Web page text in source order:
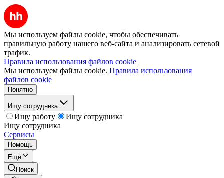
Мы используем файлы cookie, чтобы обеспечивать
правильную работу нашего веб-сайта и анализировать сетевой
трафик.
Правила использования файлов cookie
Мы используем файлы cookie. Правила использования
файлов cookie
Понятно
Ищу сотрудника
Ищу работу
Ищу сотрудника
Ищу сотрудника
Сервисы
Помощь
Ещё
Поиск